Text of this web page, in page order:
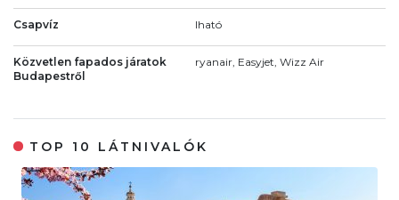
Csapvíz Iható
Közvetlen fapados járatok
Budapestről
ryanair, Easyjet, Wizz Air
TOP 10 LÁTNIVALÓK